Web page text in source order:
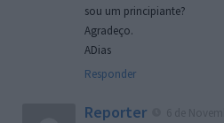
sou um principiante?
Agradeço.
ADias
Responder
Reporter